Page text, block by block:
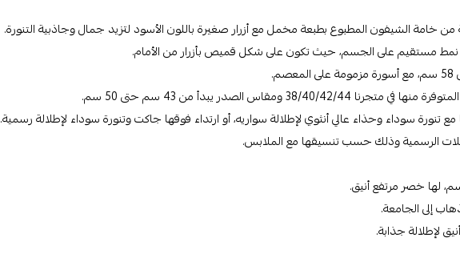
خامة الشيفون المطبوع بطبعة مخمل مع أزرار صغيرة باللون الأسود لتزيد جمال وجاذبية التنورة.
نمط مستقيم على الجسم، حيث تكون على شكل قميص بأزرار من الأمام.
تنورة سوداء وحذاء عالي أنثوي لإطلالة سواريه، أو ارتداء فوقها جاكت وتنورة سوداء لإطلالة رسمية.
الرسمية وذلك حسب تنسيقها مع الملابس.
لها خصر مرتفع أنيق.
إلى الجامعة.
لإطلالة جذابة.